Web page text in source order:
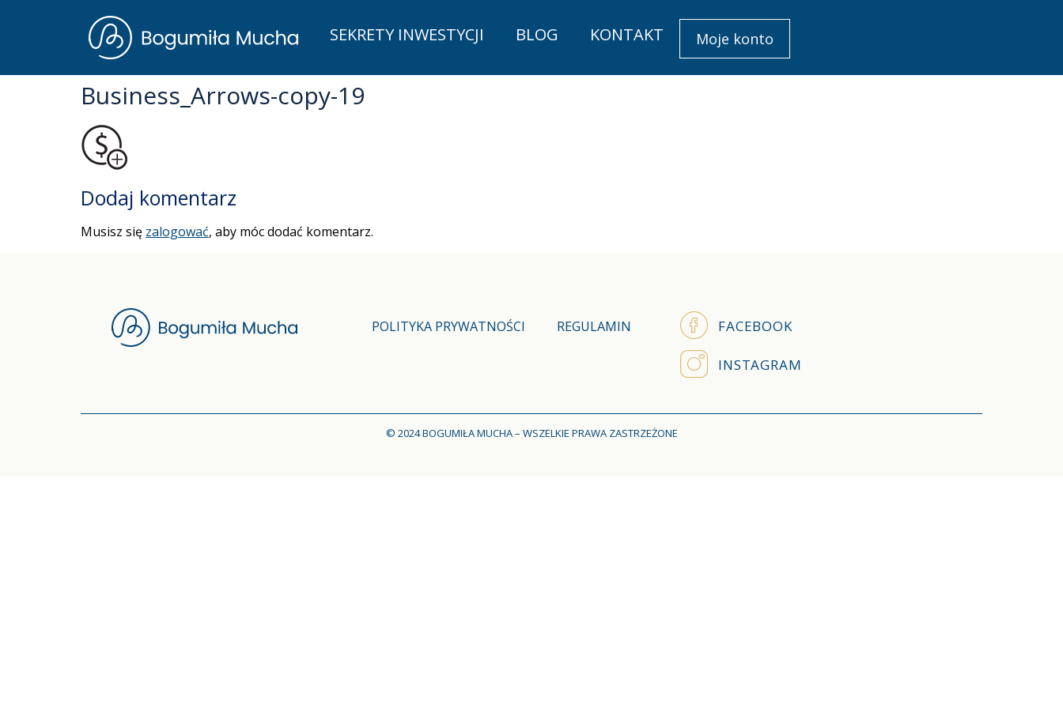
SEKRETY INWESTYCJI BLOG KONTAKT Moje konto
Business_Arrows-copy-19
Dodaj komentarz
Musisz się zalogować, aby móc dodać komentarz.
POLITYKA PRYWATNOŚCI REGULAMIN FACEBOOK
INSTAGRAM
© 2024 BOGUMIŁA MUCHA – WSZELKIE PRAWA ZASTRZEŻONE